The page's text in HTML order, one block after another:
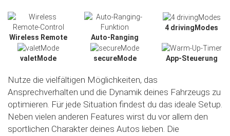
Wireless Remote Auto-Ranging
4 drivingModes
valetMode secureMode App-Steuerung
Nutze die vielfältigen Möglichkeiten, das
Ansprechverhalten und die Dynamik deines Fahrzeugs zu
optimieren. Für jede Situation findest du das ideale Setup.
Neben vielen anderen Features wirst du vor allem den
sportlichen Charakter deines Autos lieben. Die